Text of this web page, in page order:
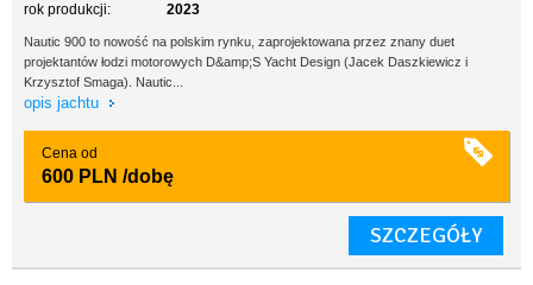
rok produkcji:
2023
Nautic 900 to nowość na polskim rynku, zaprojektowana przez znany duet
projektantów łodzi motorowych D&amp;S Yacht Design (Jacek Daszkiewicz i
Krzysztof Smaga). Nautic...
opis jachtu
Cena od
600 PLN /dobę
SZCZEGÓŁY